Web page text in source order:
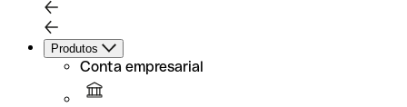
Produtos
Conta empresarial